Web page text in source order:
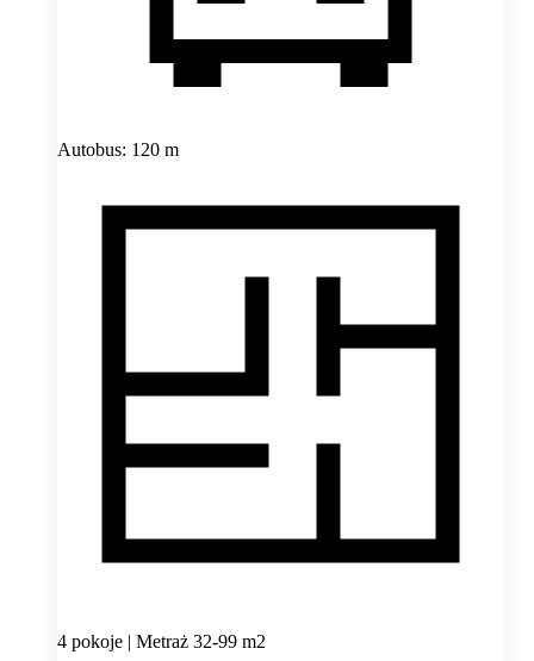
Autobus: 120 m
4 pokoje | Metraż 32-99 m2